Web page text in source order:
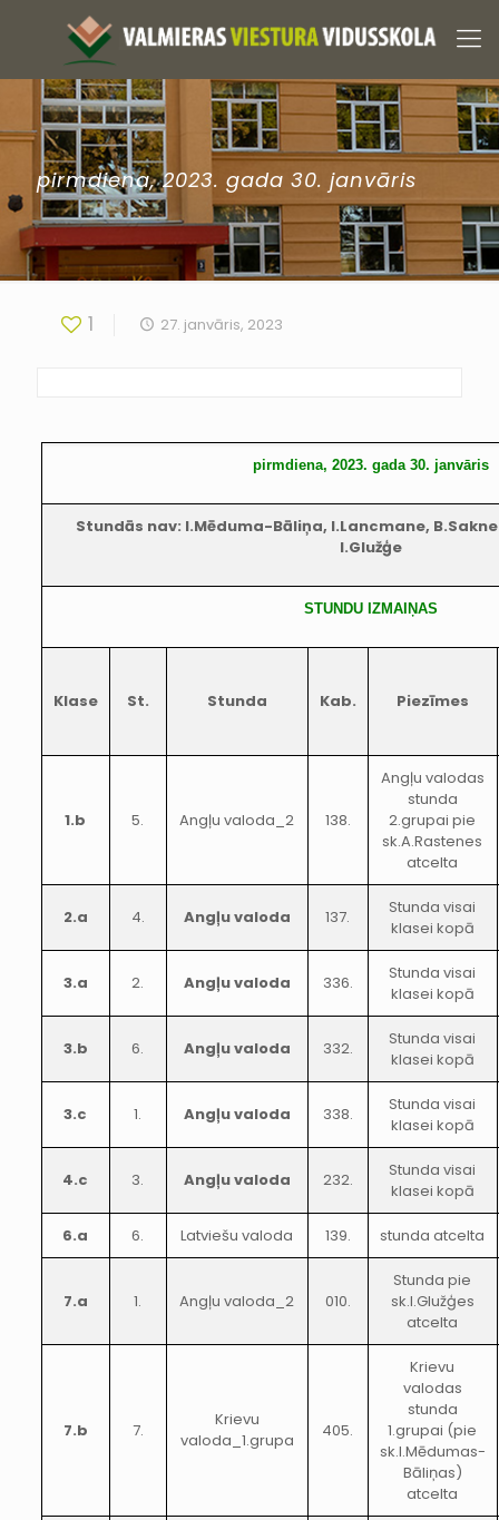
pirmdiena, 2023. gada 30. janvāris
1 27. janvāris, 2023
pirmdiena, 2023. gada 30. janvāris
Stundās nav: I.Mēduma-Bāliņa, I.Lancmane,
I.Glužģe
STUNDU IZMAIŅAS
Klase St. Stunda Kab. Piezīmes
1.b 5. Angļu valoda_2 138.
Angļu valodas
stunda
2.grupai pie
sk.A.Rastenes
atcelta
2.a 4. Angļu valoda 137.
Stunda visai
klasei kopā
3.a 2. Angļu valoda 336.
Stunda visai
klasei kopā
3.b 6. Angļu valoda 332.
Stunda visai
klasei kopā
3.c 1. Angļu valoda 338.
Stunda visai
klasei kopā
4.c 3. Angļu valoda 232.
Stunda visai
klasei kopā
6.a 6. Latviešu valoda 139. stunda atcelta
7.a 1. Angļu valoda_2 010.
Stunda pie
sk.I.Glužģes
atcelta
7.b 7.
Krievu
valoda_1.grupa
405.
Krievu
valodas
stunda
1.grupai (pie
sk.I.Mēdumas-
Bāliņas)
atcelta